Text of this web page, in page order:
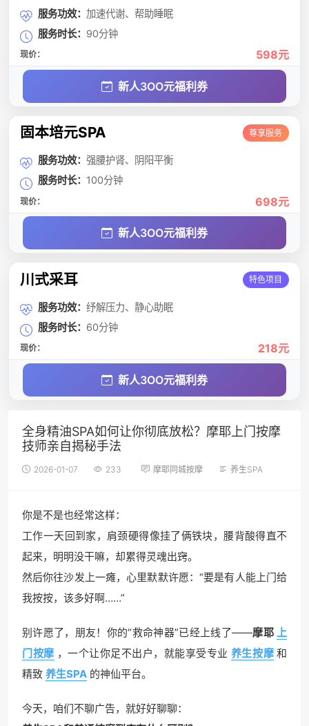
服务功效： 加速代谢、帮助睡眠
服务时长： 90分钟
现价： 598元
新人3OO元福利券
固本培元SPA 尊享服务
服务功效： 强腰护肾、阴阳平衡
服务时长： 100分钟
现价： 698元
新人3OO元福利券
川式采耳 特色项目
服务功效： 纾解压力、静心助眠
服务时长： 60分钟
现价： 218元
新人3OO元福利券
全身精油SPA如何让你彻底放松？摩耶上门按摩
技师亲自揭秘手法
2026-01-07 233 摩耶同城按摩 养生SPA
你是不是也经常这样：
工作一天回到家，肩颈硬得像挂了俩铁块，腰背酸得直不
起来，明明没干嘛，却累得灵魂出窍。
然后你往沙发上一瘫，心里默默许愿：“要是有人能上门给
我按按，该多好啊……”
别许愿了，朋友！你的“救命神器”已经上线了——摩耶
上
门按摩 ，一个让你足不出户，就能享受专业 养生按摩 和
精致 养生SPA 的神仙平台。
今天，咱们不聊广告，就好好聊聊：